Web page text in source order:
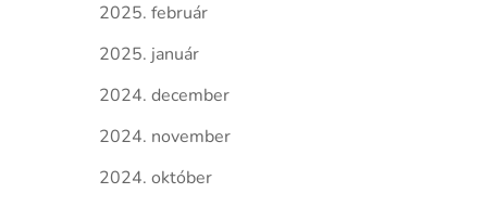
2025. február
2025. január
2024. december
2024. november
2024. október